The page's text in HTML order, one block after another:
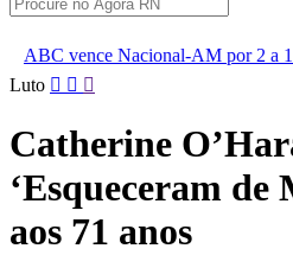
AM por 2 a 1 fora de casa e abre
Pular
conteúdo
Luto
Catherine
‘Esqueceram de
aos 71 anos